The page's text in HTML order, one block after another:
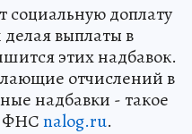
социальную доплату
выплаты в
этих надбавок.
отчислений в
надбавки - такое
ФНСnalog.ru.